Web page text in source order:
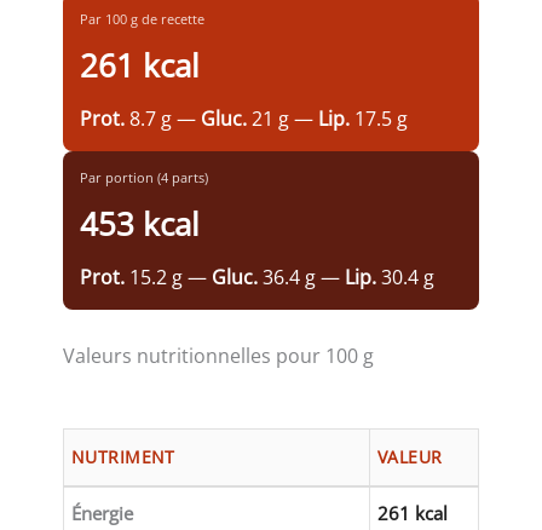
Par 100 g de recette
261 kcal
Prot.8.7 g — Gluc.21 g — Lip. 17.5 g
Par portion (4 parts)
453 kcal
Prot. 15.2 g — Gluc.36.4 g — Lip.30.4 g
Valeurs nutritionnelles pour 100 g
NUTRIMENT VALEUR
Énergie 261 kcal